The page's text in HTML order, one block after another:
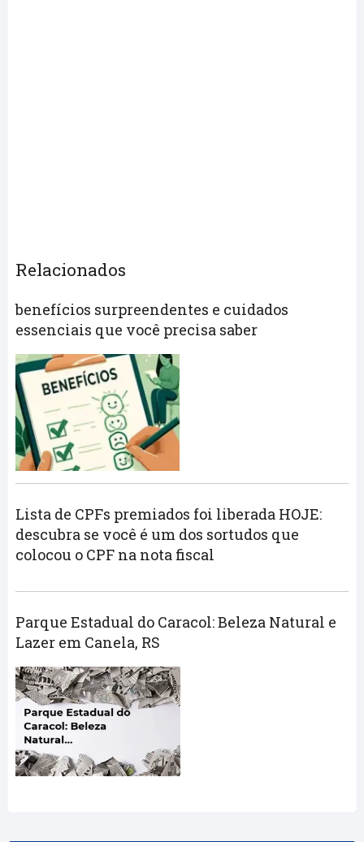
Relacionados
benefícios surpreendentes e cuidados
essenciais que você precisa saber
Lista de CPFs premiados foi liberada HOJE:
descubra se você é um dos sortudos que
colocou o CPF na nota fiscal
Parque Estadual do Caracol: Beleza Natural e
Lazer em Canela, RS